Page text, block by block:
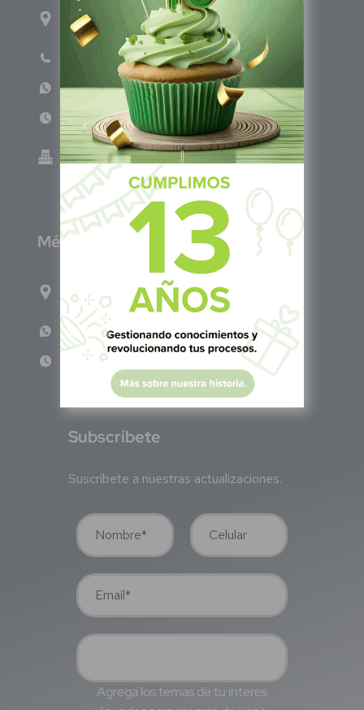
1ro Cll Pte, y 61 Av Nte, #3206, Local 9, San
Salvador Centro
Teléfono: +503 6986 1402
WhatsApp: +503 7687 3923
Lun - Vie 8:00am - 5:00pm
Green Know S.A de C.V - El Salvador 0614-
220118-102-0
México
Calle Pitágoras 234, Col. Narvarte Poniente,
Alcaldía Benito Juárez, C.P. 03020, CDMX
WhatsApp: +52 1 331 407 6342
Lun - Vie 8:00 am - 5:00 pm
Subscríbete
Suscríbete a nuestras actualizaciones.
Agrega los temas de tu interes